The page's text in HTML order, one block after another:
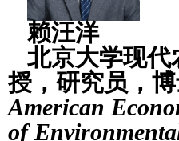
赖汪洋
北京大学现
授，研究员，
American
of